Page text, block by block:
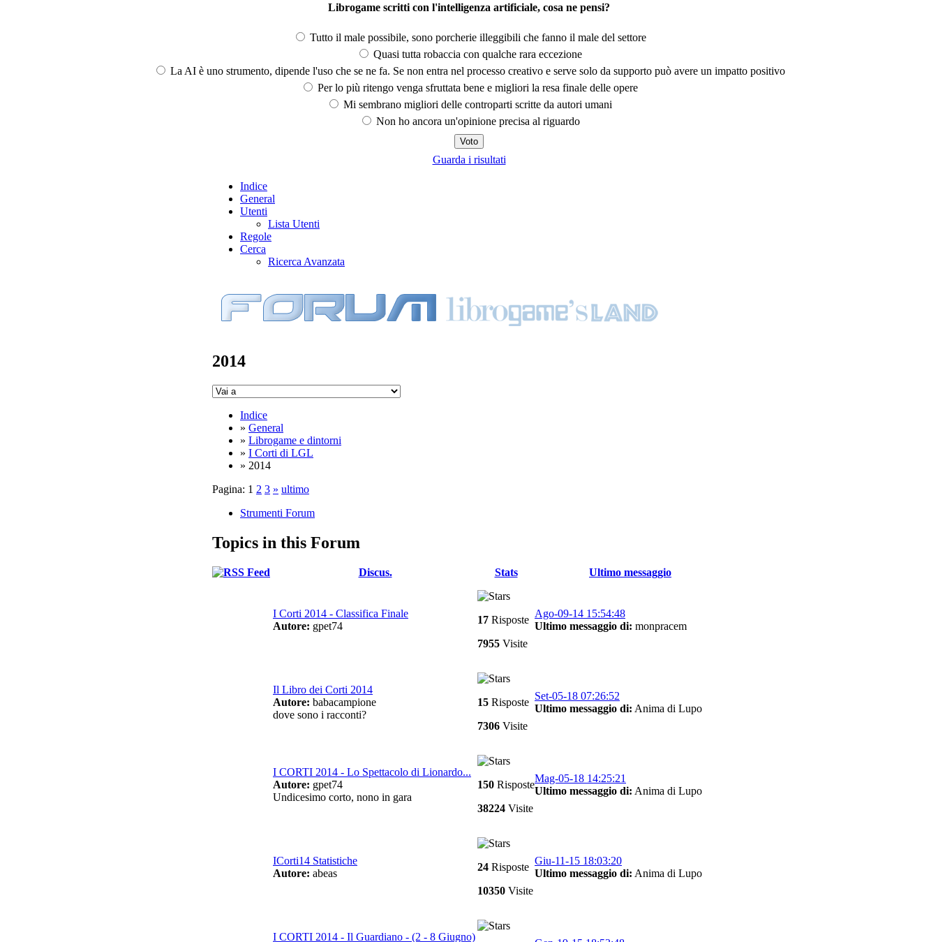
Librogame scritti con l'intelligenza artificiale, cosa ne pensi?
Tutto il male possibile, sono porcherie illeggibili che fanno il male del settore
Quasi tutta robaccia con qualche rara eccezione
La AI è uno strumento, dipende l'uso che se ne fa. Se non entra nel processo creativo e serve solo da supporto può avere un impatto positivo
Per lo più ritengo venga sfruttata bene e migliori la resa finale delle opere
Mi sembrano migliori delle controparti scritte da autori umani
Non ho ancora un'opinione precisa al riguardo
Guarda i risultati
Indice
General
Utenti
Lista Utenti
Regole
Cerca
Ricerca Avanzata
2014
Indice
» General
» Librogame e dintorni
» I Corti di LGL
» 2014
Pagina: 1 2 3 » ultimo
Strumenti Forum
Topics in this Forum
Discus. Stats Ultimo messaggio
I Corti 2014 - Classifica Finale
Autore: gpet74
17 Risposte
7955 Visite
Ago-09-14 15:54:48
Ultimo messaggio di: monpracem
Il Libro dei Corti 2014
Autore: babacampione
dove sono i racconti?
15 Risposte
7306 Visite
Set-05-18 07:26:52
Ultimo messaggio di: Anima di Lupo
I CORTI 2014 - Lo Spettacolo di Lionardo...
Autore: gpet74
Undicesimo corto, nono in gara
150 Risposte
38224 Visite
Mag-05-18 14:25:21
Ultimo messaggio di: Anima di Lupo
ICorti14 Statistiche
Autore: abeas
24 Risposte
10350 Visite
Giu-11-15 18:03:20
Ultimo messaggio di: Anima di Lupo
I CORTI 2014 - Il Guardiano - (2 - 8 Giugno)